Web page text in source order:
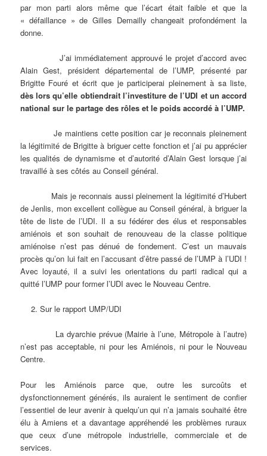
par mon parti alors même que l’écart était faible et que la
« défaillance » de Gilles Demailly changeait profondément la
donne.
J’ai immédiatement approuvé le projet d’accord avec
Alain Gest, président départemental de l’UMP, présenté par
Brigitte Fouré et écrit que je participerai pleinement à sa liste,
dès lors qu’elle obtiendrait l’investiture de l’UDI et un accord
national sur le partage des rôles et le poids accordé à l’UMP.
Je maintiens cette position car je reconnais pleinement
la légitimité de Brigitte à briguer cette fonction et j’ai pu apprécier
les qualités de dynamisme et d’autorité d’Alain Gest lorsque j’ai
travaillé à ses côtés au Conseil général.
Mais je reconnais aussi pleinement la légitimité d’Hubert
de Jenlis, mon excellent collègue au Conseil général, à briguer la
tête de liste de l’UDI. Il a su fédérer des élus et responsables
amiénois et son souhait de renouveau de la classe politique
amiénoise n’est pas dénué de fondement. C’est un mauvais
procès qu’on lui fait en l’accusant d’être passé de l’UMP à l’UDI !
Avec loyauté, il a suivi les orientations du parti radical qui a
quitté l’UMP pour former l’UDI avec le Nouveau Centre.
Sur le rapport UMP/UDI
La dyarchie prévue (Mairie à l’une, Métropole à l’autre)
n’est pas acceptable, ni pour les Amiénois, ni pour le Nouveau
Centre.
Pour les Amiénois parce que, outre les surcoûts et
dysfonctionnement générés, ils auraient le sentiment de confier
l’essentiel de leur avenir à quelqu’un qui n’a jamais souhaité être
élu à Amiens et a davantage appréhendé les problèmes ruraux
que ceux d’une métropole industrielle, commerciale et de
services.